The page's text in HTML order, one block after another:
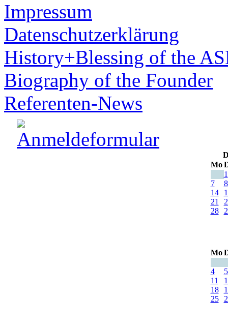
Impressum
Datenschutzerklärung
History+Blessing of the
Biography of the Founder
Referenten-News
Mo
1
7
8
14
21
28
Mo
4
5
11
18
25